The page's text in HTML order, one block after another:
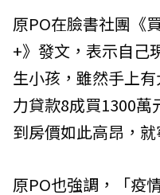
原PO在臉書社團《
+》發文，表示自己
生小孩，雖然手上
力貸款8成買1300萬
到房價如此高昂，
原PO也強調，「疫